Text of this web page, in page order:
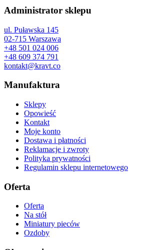
Administrator sklepu
ul. Puławska 145
02-715 Warszawa
+48 501 024 006
+48 609 374 791
kontakt@kravt.co
Manufaktura
Sklepy
Opowieść
Kontakt
Moje konto
Dostawa i płatności
Reklamacje i zwroty
Polityka prywatności
Regulamin sklepu internetowego
Oferta
Oferta
Na stół
Miniatury pieców
Ozdoby